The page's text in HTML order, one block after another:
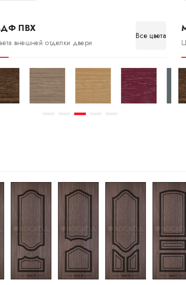
ПВХ
внешней отделки двери
Все цвета